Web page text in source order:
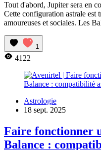
Tout d'abord, Jupiter sera en
Cette configuration astrale est
amoureuses et sociales. Les
1
4122
Astrologie
18 sept. 2025
Faire fonctionner
Balance :